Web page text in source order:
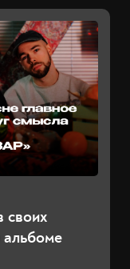
своих
альбоме